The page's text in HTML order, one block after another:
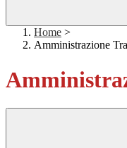
Home >
Amministrazione